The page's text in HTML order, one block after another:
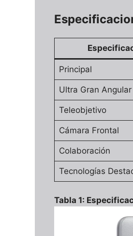
Principal
Ultra Gran Angular
Teleobjetivo
Cámara Frontal
Colaboración
Tecnologías
Tabla 1: